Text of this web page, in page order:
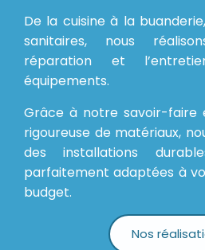
De la cuisine à la
sanitaires, nous
réparation et
équipements.
Grâce à notre savoir-
rigoureuse de matériaux,
des installations
parfaitement adaptées à
budget.
Nos